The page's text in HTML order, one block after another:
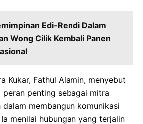
Edi-Rendi Dalam
Wong Cilik Kembali Panen
Kukar, Fathul Alamin, menyebut
penting sebagai mitra
dalam membangun komunikasi
menilai hubungan yang terjalin